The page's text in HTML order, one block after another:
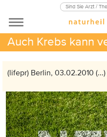
Sind Sie Arzt /
Auch Krebs kann
(lifepr) Berlin, 03.02.2010 (...)